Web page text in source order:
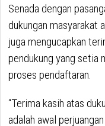
Senada dengan
dukungan masyarakat
juga mengucapkan
pendukung yang setia
proses pendaftaran.
“Terima kasih atas
adalah awal